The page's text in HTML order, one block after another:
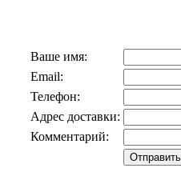
Ваше имя:
Email:
Телефон:
Адрес доставки:
Комментарий: